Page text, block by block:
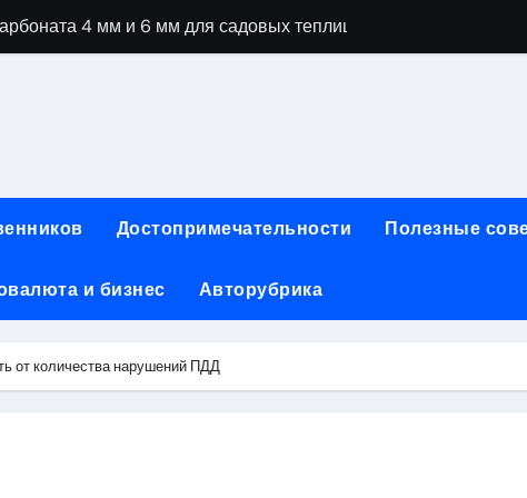
через интернет-обучение
варианты использования и риски
и материалы для нейл-индустрии, депиляции и
Достопримечательности Полезные
и бизнес Авторубрика
от количества нарушений ПДД